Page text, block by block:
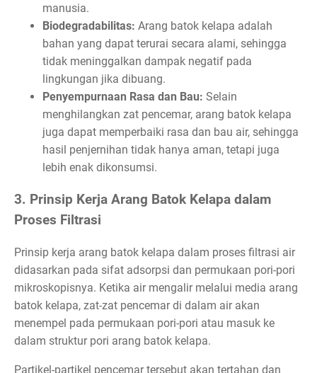
manusia.
Biodegradabilitas: Arang batok kelapa adalah
bahan yang dapat terurai secara alami, sehingga
tidak meninggalkan dampak negatif pada
lingkungan jika dibuang.
Penyempurnaan Rasa dan Bau: Selain
menghilangkan zat pencemar, arang batok kelapa
juga dapat memperbaiki rasa dan bau air, sehingga
hasil penjernihan tidak hanya aman, tetapi juga
lebih enak dikonsumsi.
3. Prinsip Kerja Arang Batok Kelapa dalam
Proses Filtrasi
Prinsip kerja arang batok kelapa dalam proses filtrasi air
didasarkan pada sifat adsorpsi dan permukaan pori-pori
mikroskopisnya. Ketika air mengalir melalui media arang
batok kelapa, zat-zat pencemar di dalam air akan
menempel pada permukaan pori-pori atau masuk ke
dalam struktur pori arang batok kelapa.
Partikel-partikel pencemar tersebut akan tertahan dan